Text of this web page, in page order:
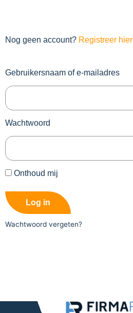
Nog geen account? Registreer hier
Gebruikersnaam of e-mailadres
Wachtwoord
Onthoud mij
Log in
Wachtwoord vergeten?